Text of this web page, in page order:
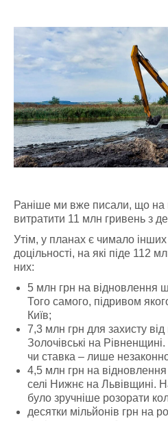
Раніше ми вже писали, що на
витратити 11 млн гривень з
Утім, у планах є чимало інших
доцільності, на які піде 112
них:
5 млн грн на відновлення
Того самого, підривом
Київ;
7,3 млн грн для захисту
Золочівські на
чи ставка – лише
4,5 млн грн на
селі Нижнє на Львівщині.
було зручніше розорати
десятки мільйонів грн на